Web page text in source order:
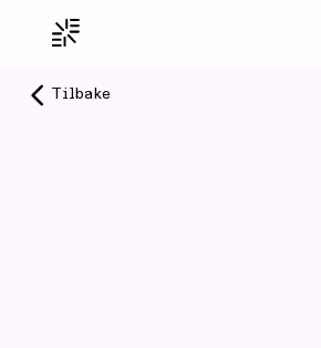
Tilbake